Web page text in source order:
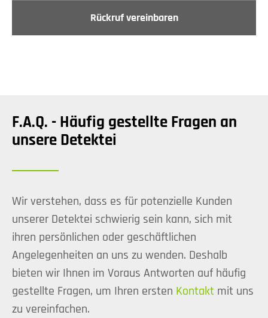
Rückruf vereinbaren
F.A.Q. - Häufig gestellte Fragen an
unsere Detektei
Wir verstehen, dass es für potenzielle Kunden
unserer Detektei schwierig sein kann, sich mit
ihren persönlichen oder geschäftlichen
Angelegenheiten an uns zu wenden. Deshalb
bieten wir Ihnen im Voraus Antworten auf häufig
gestellte Fragen, um Ihren ersten Kontakt mit uns
zu vereinfachen.